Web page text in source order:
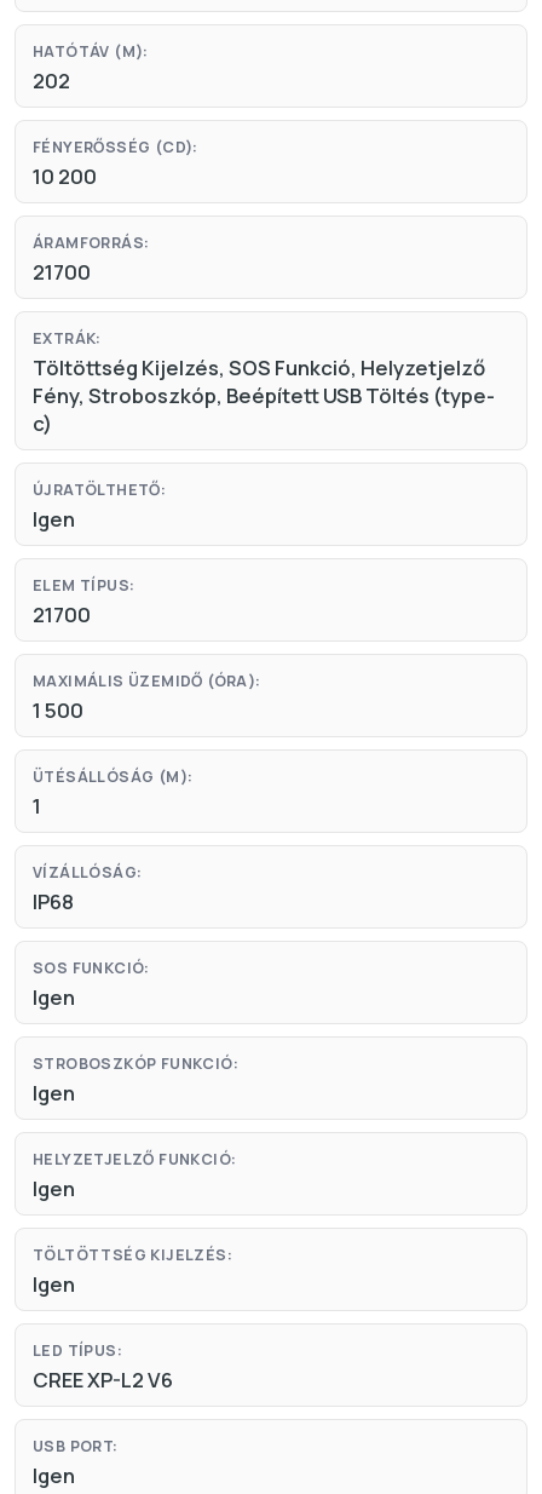
HATÓTÁV (M):
202
FÉNYERŐSSÉG (CD):
10 200
ÁRAMFORRÁS:
21700
EXTRÁK:
Töltöttség Kijelzés, SOS Funkció, Helyzetjelző
Fény, Stroboszkóp, Beépített USB Töltés (type-
c)
ÚJRATÖLTHETŐ:
Igen
ELEM TÍPUS:
21700
MAXIMÁLIS ÜZEMIDŐ (ÓRA):
1 500
ÜTÉSÁLLÓSÁG (M):
1
VÍZÁLLÓSÁG:
IP68
SOS FUNKCIÓ:
Igen
STROBOSZKÓP FUNKCIÓ:
Igen
HELYZETJELZŐ FUNKCIÓ:
Igen
TÖLTÖTTSÉG KIJELZÉS:
Igen
LED TÍPUS:
CREE XP-L2 V6
USB PORT:
Igen